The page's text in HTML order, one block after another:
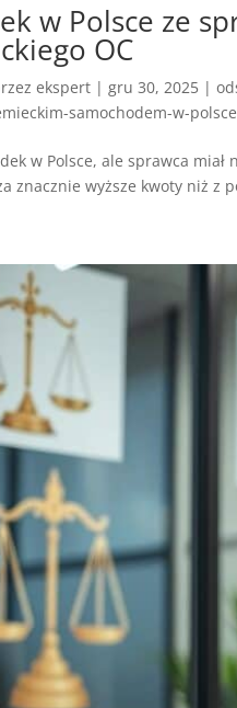
w Polsce ze
OC
ekspert |gru 30, 2025 |
samochodem-w-polsce
w Polsce, ale sprawca
znacznie wyższe kwoty niż z